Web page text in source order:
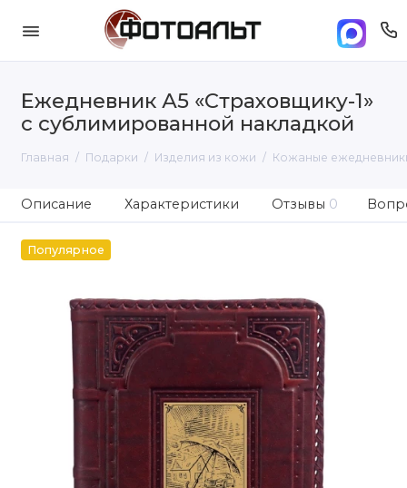
Ежедневник А5 «Страховщику-1»
с сублимированной накладкой
Главная Подарки Изделия из кожи Кожаные
Описание Характеристики Отзывы 0
Популярное